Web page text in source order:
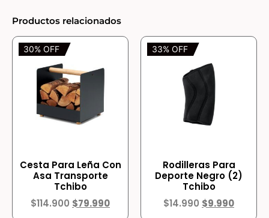
Productos relacionados
30% OFF
Cesta Para Leña Con
Asa Transporte
Tchibo
$114.900 $79.990
33% OFF
Rodilleras Para
Deporte Negro (2)
Tchibo
$14.990 $9.990